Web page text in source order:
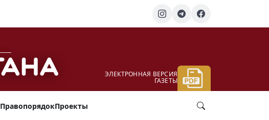
ЭЛЕКТРОННАЯ ВЕРСИЯ
ГАЗЕТЫ
ПравопорядокПроекты